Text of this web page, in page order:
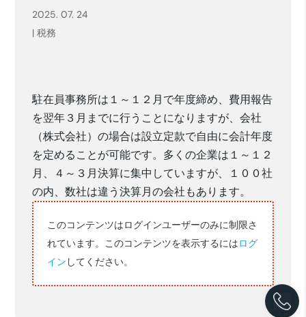
2025. 07. 24
|税務
駐在員事務所は１～１２月で年度締め、費用報告
を翌年３月までに行うことになりますが、会社
（株式会社）の場合は設立定款で自由に会計年度
を定めることが可能です。多くの企業は１～１２
月、４～３月決算に集中していますが、１００社
の内、数社は違う決算月の会社もあります。
このコンテンツはログインユーザーのみに制限さ
れています。このコンテンツを表示するにはログ
イン してください。